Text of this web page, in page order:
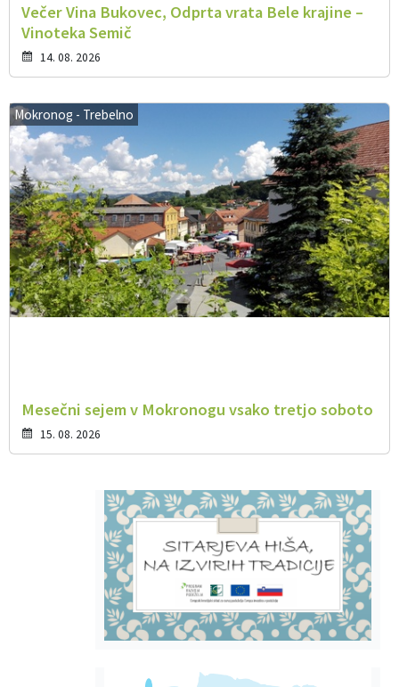
Večer Vina Bukovec, Odprta vrata Bele krajine –
Vinoteka Semič
14. 08. 2026
Mokronog - Trebelno
Mesečni sejem v Mokronogu vsako tretjo soboto
15. 08. 2026